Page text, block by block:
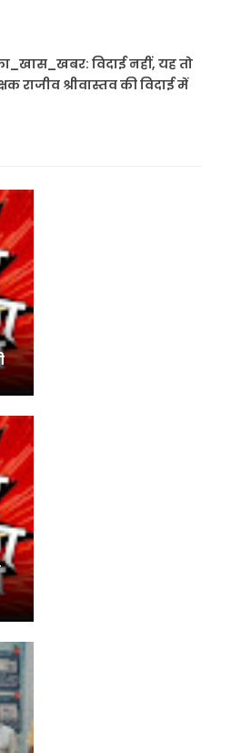
विदाई नहीं, यह तो
राजीव श्रीवास्तव की विदाई में